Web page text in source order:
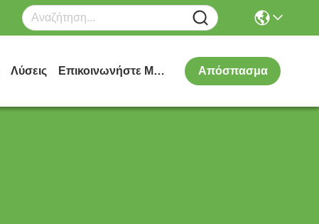
Λύσεις Επικοινωνήστε Μαζί Μας Απόσπασμα